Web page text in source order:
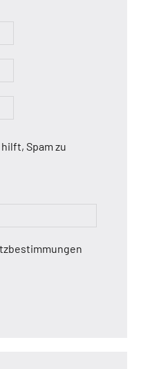
Spam zu